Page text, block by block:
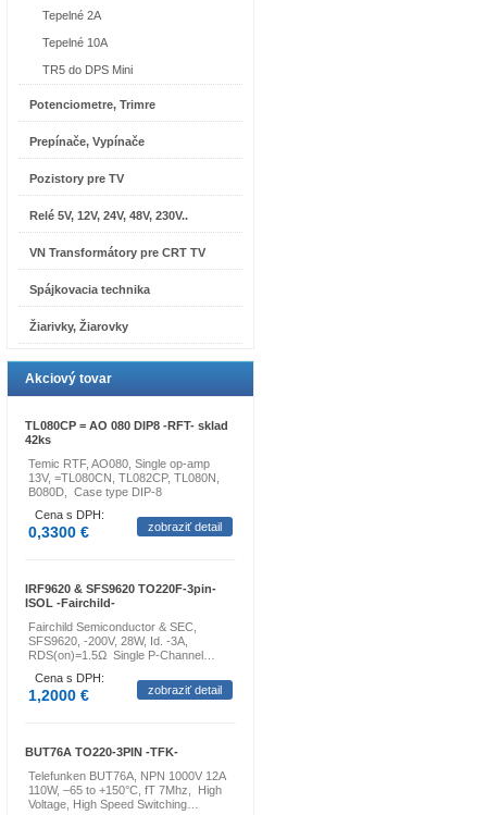
Tepelné 2A
Tepelné 10A
TR5 do DPS Mini
Potenciometre, Trimre
Prepínače, Vypínače
Pozistory pre TV
Relé 5V, 12V, 24V, 48V, 230V..
VN Transformátory pre CRT TV
Spájkovacia technika
Žiarivky, Žiarovky
Akciový tovar
TL080CP = AO 080 DIP8 -RFT- sklad
42ks
Temic RTF, AO080, Single op-amp
13V, =TL080CN, TL082CP, TL080N,
B080D, Case type DIP-8
Cena s DPH:
0,3300 € zobraziť detail
IRF9620 & SFS9620 TO220F-3pin-
ISOL -Fairchild-
Fairchild Semiconductor & SEC,
SFS9620, -200V, 28W, Id. -3A,
RDS(on)=1.5Ω Single P-Channel…
Cena s DPH:
1,2000 € zobraziť detail
BUT76A TO220-3PIN -TFK-
Telefunken BUT76A, NPN 1000V 12A
110W, –65 to +150°C, fT 7Mhz, High
Voltage, High Speed Switching…